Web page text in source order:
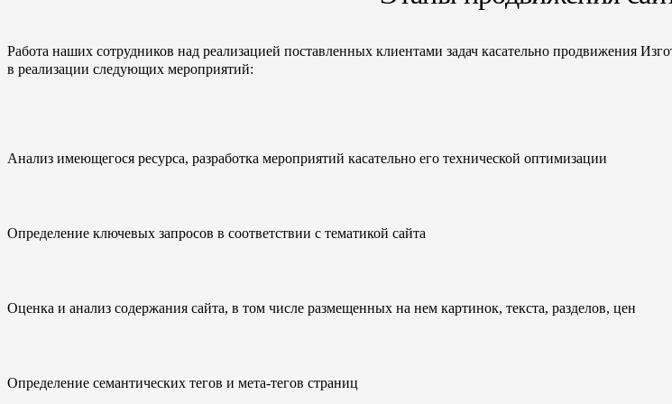
Работа наших сотрудников над реализацией поставленных клиентами задач касательно продвижения
в реализации следующих мероприятий:
Анализ имеющегося ресурса, разработка мероприятий касательно его технической оптимизации
Определение ключевых запросов в соответствии с тематикой сайта
Оценка и анализ содержания сайта, в том числе размещенных на нем картинок, текста, разделов, цен
Определение семантических тегов и мета-тегов страниц